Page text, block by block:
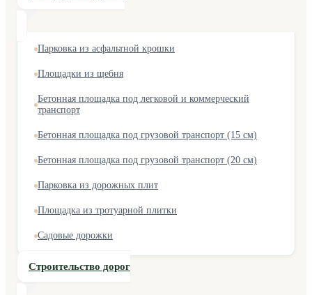
Парковка из асфальтной крошки
Площадки из щебня
Бетонная площадка под легковой и коммерческий
транспорт
Бетонная площадка под грузовой транспорт (15 см)
Бетонная площадка под грузовой транспорт (20 см)
Парковка из дорожных плит
Площадка из тротуарной плитки
Садовые дорожки
Строительство дорог